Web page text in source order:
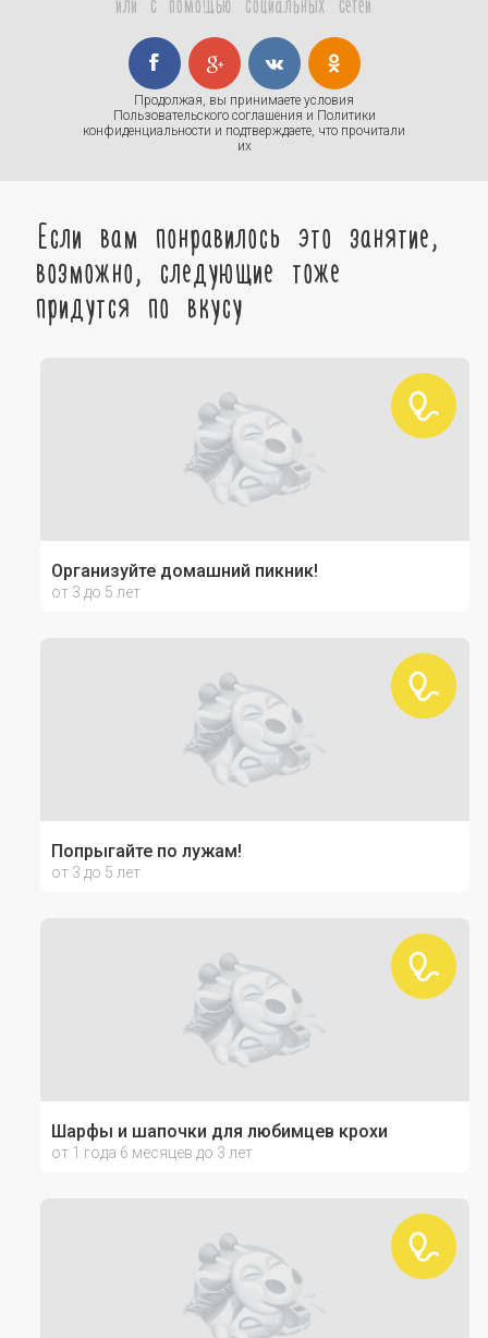
Продолжая, вы принимаете условия
Пользовательского соглашения и Политики
конфиденциальности и подтверждаете, что прочитали
их
Если вам понравилось это занятие,
возможно, следующие тоже
придутся по вкусу
Организуйте домашний пикник!
от 3 до 5 лет
Попрыгайте по лужам!
от 3 до 5 лет
Шарфы и шапочки для любимцев крохи
от 1 года 6 месяцев до 3 лет